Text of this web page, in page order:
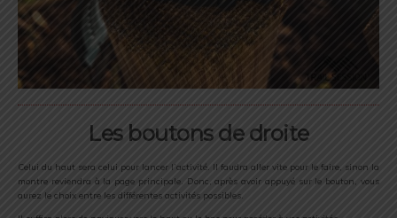
Les boutons de droite
Celui du haut sera celui pour lancer l’activité. Il faudra aller vite pour le faire, sinon la
montre reviendra à la page principale. Donc, après avoir appuyé sur le bouton, vous
aurez le choix entre les différentes activités possibles.